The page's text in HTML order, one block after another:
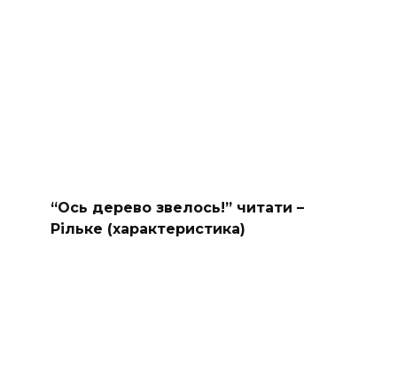
“Ось дерево звелось!” читати –
Рільке (характеристика)